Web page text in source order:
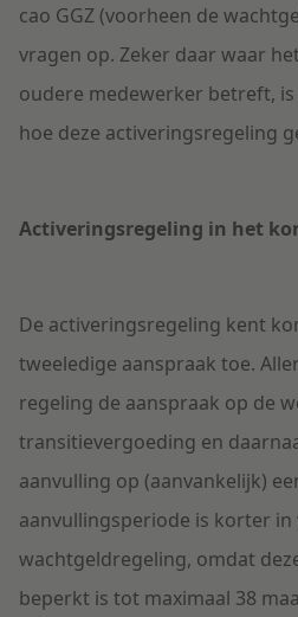
cao GGZ (voorheen de
vragen op. Zeker daar waar
oudere medewerker betreft,
hoe deze activeringsregeling
Activeringsregeling in het
De activeringsregeling kent
tweeledige aanspraak toe.
regeling de aanspraak op de
transitievergoeding en
aanvulling op (aanvankelijk)
aanvullingsperiode is korter
wachtgeldregeling, omdat
beperkt is tot maximaal 38